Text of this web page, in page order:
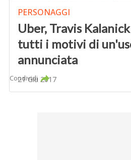
PERSONAGGI
Uber, Travis
tutti i motivi di
annunciata
21 Giu 2017
Condividi